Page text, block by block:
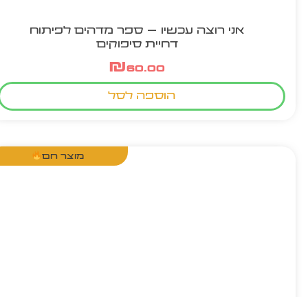
אני רוצה עכשיו – ספר מדהים לפיתוח
דחיית סיפוקים
₪60.00
הוספה לסל
מוצר חם